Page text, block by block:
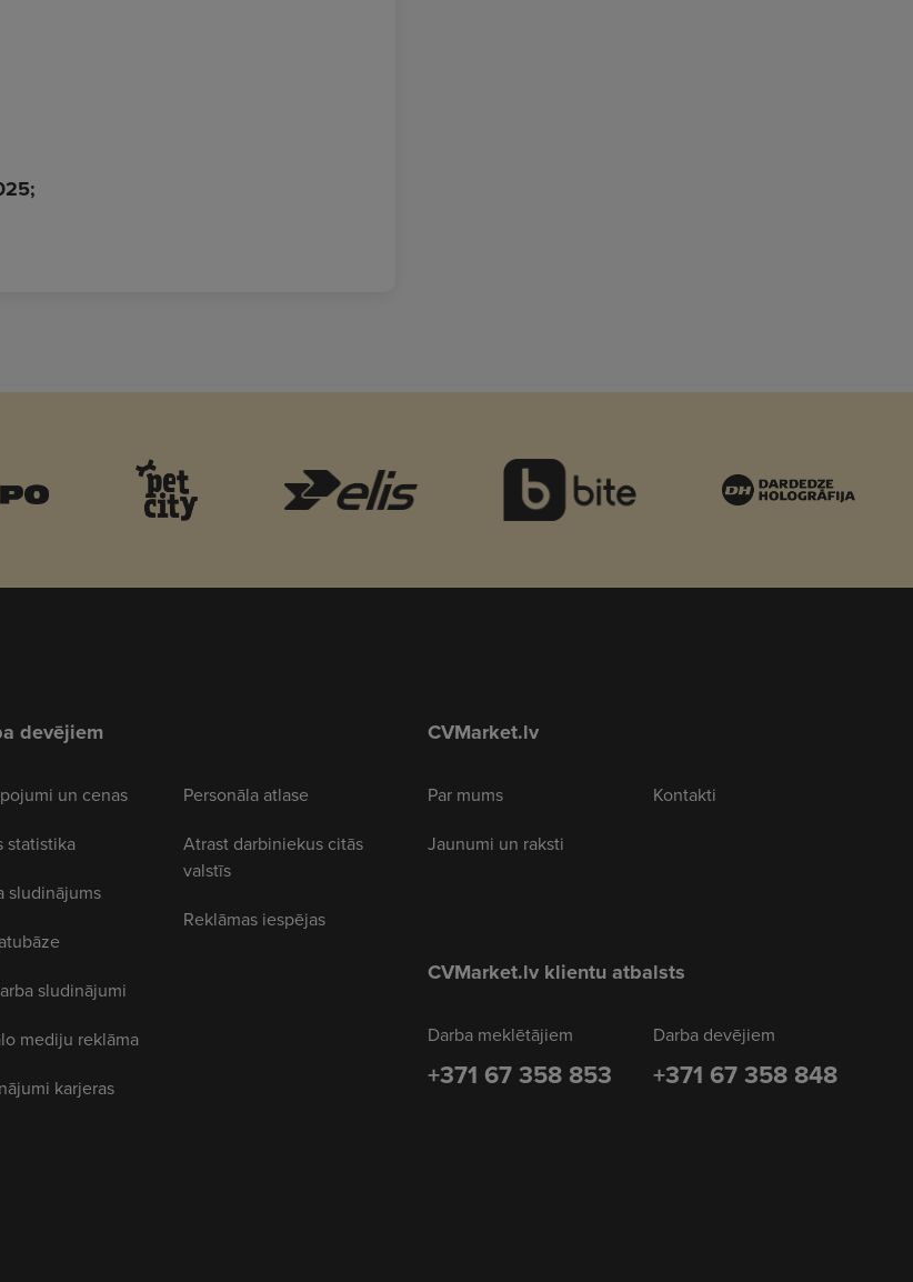
devējiem
un cenas
statistika
sludinājums
sludinājumi
mediju reklāma
karjeras
Personāla atlase
Atrast darbiniekus citās
valstīs
Reklāmas iespējas
CVMarket.lv
Par mums
Jaunumi un raksti
Kontakti
CVMarket.lv klientu atbalsts
Darba meklētājiem
+371 67 358 853
Darba devējiem
+371 67 358 848